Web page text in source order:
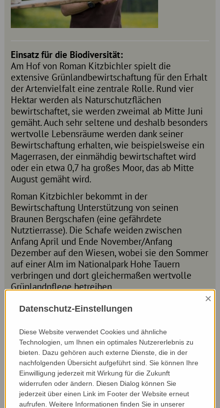
Einsatz für die Biodiversität:
Am Hof von Roman Kitzbichler spielt die
extensive Grünlandbewirtschaftung für den Erhalt
der Artenvielfalt eine zentrale Rolle. Rund vier
Hektar werden als Naturschutzflächen
bewirtschaftet, sie werden zweimal ab Mitte Juni
gemäht. Auch sehr seltene und deshalb besonders
wertvolle Lebensräume werden dank seiner
Bewirtschaftung erhalten, wie beispielsweise ein
Magerrasen, der einmähdig bewirtschaftet wird
oder ein etwa 0,7 ha großes Moor, das ab Mitte
August gemäht wird.
Roman Kitzbichler bekommt in der
Bewirtschaftung Unterstützung von seinen
Braunen Bergschafen (eine gefährdete
Nutztierrasse). Die Schafe weiden zwischen
Anfang April und Ende November/Anfang
Dezember auf den Wiesen, wobei sie den Sommer
auf einer Alm im Nationalpark Hohe Tauern
verbringen und dort gleichermaßen wertvolle
Grünlandpflege betreiben.
Dank der extensiven Grünlandbewirtschaftung
haben die Pflanzen Zeit zu blühen und Samen zu
Pflanzenvielfalt entsteht. Über die Vielfalt hat der
passionierte Kräuterpädagoge genaue
Aufzeichnungen (ca. 90 Pflanzen herbarisiert und
beschrieben): Auf einem Quadratmeter Grünland
wachsen auf seinen Flächen bis zu 50
verschiedene Pflanzenarten. Besonders hat er sich
über den Nachweis des Dreiteiligen Ehrenpreis
Datenschutz-Einstellungen
×
Diese Website verwendet Cookies und ähnliche
Technologien, um Ihnen ein optimales Nutzererlebnis zu
bieten. Dazu gehören auch externe Dienste, die in der
nachfolgenden Übersicht aufgeführt sind. Sie können Ihre
Einwilligung jederzeit mit Wirkung für die Zukunft
widerrufen oder ändern. Diesen Dialog können Sie
jederzeit über einen Link im Footer der Website erneut
aufrufen. Weitere Informationen finden Sie in unserer